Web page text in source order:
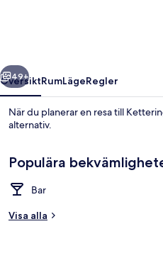
Nästa
49+
ÖversiktRumLägeRegler
När du planerar en resa till
alternativ.
Populära
Bar
Visa alla